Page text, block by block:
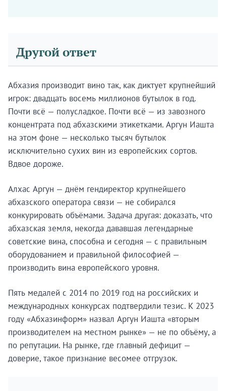
Другой ответ
Абхазия производит вино так, как диктует крупнейший
игрок: двадцать восемь миллионов бутылок в год.
Почти всё — полусладкое. Почти всё — из завозного
концентрата под абхазскими этикетками. Аргун Иашта
на этом фоне — несколько тысяч бутылок
исключительно сухих вин из европейских сортов.
Вдвое дороже.
Алхас Аргун — днём гендиректор крупнейшего
абхазского оператора связи — не собирался
конкурировать объёмами. Задача другая: доказать, что
абхазская земля, некогда дававшая легендарные
советские вина, способна и сегодня — с правильным
оборудованием и правильной философией —
производить вина европейского уровня.
Пять медалей с 2014 по 2019 год на российских и
международных конкурсах подтвердили тезис. К 2023
году «Абхазинформ» назвал Аргун Иашта «вторым
производителем на местном рынке» — не по объёму, а
по репутации. На рынке, где главный дефицит —
доверие, такое признание весомее отгрузок.